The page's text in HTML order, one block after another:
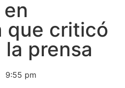
que criticó
prensa
9:55 pm